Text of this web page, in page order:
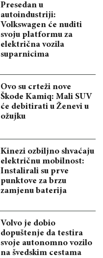
Presedan u
autoindustriji:
Volkswagen će nuditi
svoju platformu za
električna vozila
suparnicima
Ovo su crteži nove
Škode Kamiq: Mali SUV
će debitirati u Ženevi u
ožujku
Kinezi ozbiljno shvaćaju
električnu mobilnost:
Instalirali su prve
punktove za brzu
zamjenu baterija
Volvo je dobio
dopuštenje da testira
svoje autonomno vozilo
na švedskim cestama